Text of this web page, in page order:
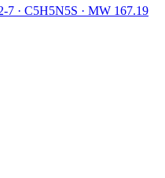
7 · C5H5N5S · MW 167.19